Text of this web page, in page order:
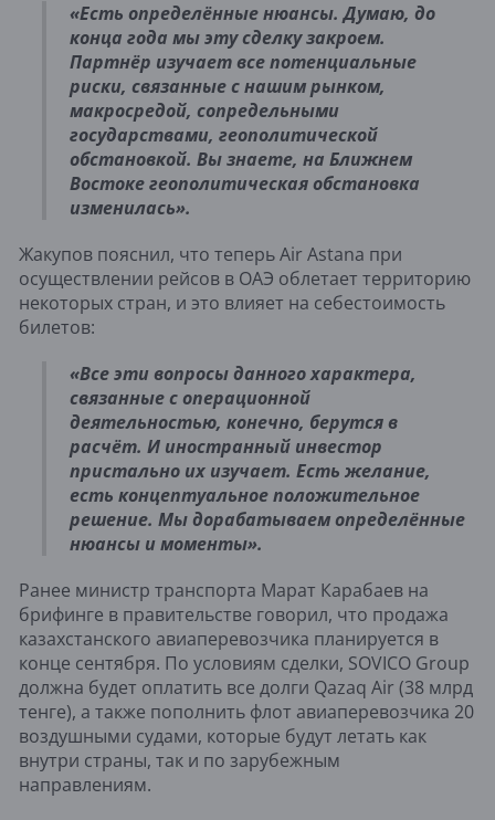
«Есть определённые нюансы. Думаю, до
конца года мы эту сделку закроем.
Партнёр изучает все потенциальные
риски, связанные с нашим рынком,
макросредой, сопредельными
государствами, геополитической
обстановкой. Вы знаете, на Ближнем
Востоке геополитическая обстановка
изменилась».
Жакупов пояснил, что теперь Air Astana при
осуществлении рейсов в ОАЭ облетает территорию
некоторых стран, и это влияет на себестоимость
билетов:
«Все эти вопросы данного характера,
связанные с операционной
деятельностью, конечно, берутся в
расчёт. И иностранный инвестор
пристально их изучает. Есть желание,
есть концептуальное положительное
решение. Мы дорабатываем определённые
нюансы и моменты».
Ранее министр транспорта Марат Карабаев на
брифинге в правительстве говорил, что продажа
казахстанского авиаперевозчика планируется в
конце сентября. По условиям сделки, SOVICO Group
должна будет оплатить все долги Qazaq Air (38 млрд
тенге), а также пополнить флот авиаперевозчика 20
воздушными судами, которые будут летать как
внутри страны, так и по зарубежным
направлениям.